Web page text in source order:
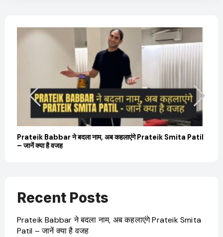
Prateik Babbar ने बदला नाम, अब कहलाएंगे Prateik Smita Patil
– जानें क्या है वजह
Recent Posts
Prateik Babbar ने बदला नाम, अब कहलाएंगे Prateik Smita
Patil – जानें क्या है वजह